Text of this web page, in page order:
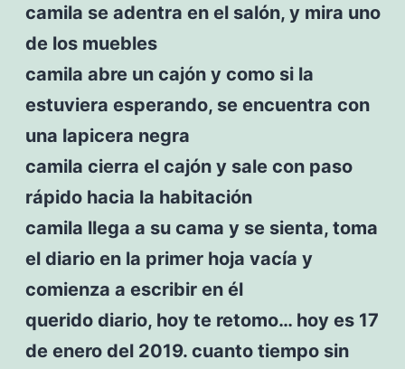
camila se adentra en el salón, y mira uno
de los muebles
camila abre un cajón y como si la
estuviera esperando, se encuentra con
una lapicera negra
camila cierra el cajón y sale con paso
rápido hacia la habitación
camila llega a su cama y se sienta, toma
el diario en la primer hoja vacía y
comienza a escribir en él
querido diario, hoy te retomo… hoy es 17
de enero del 2019. cuanto tiempo sin